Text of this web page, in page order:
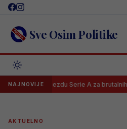
Skip
content Sve Osim Politike
NAJNOVIJE
Serie A za brutalnih 138 mil. eura?!
AKTUELNO